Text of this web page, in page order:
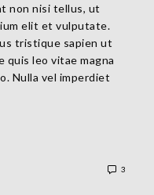
non nisi tellus, ut
elit et vulputate.
tristique sapien ut
leo vitae magna
Nulla vel imperdiet
3